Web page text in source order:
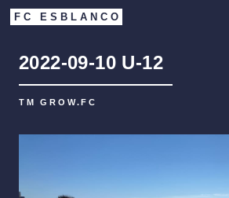
FC ESBLANCO
2022-09-10 U-12
TM GROW.FC